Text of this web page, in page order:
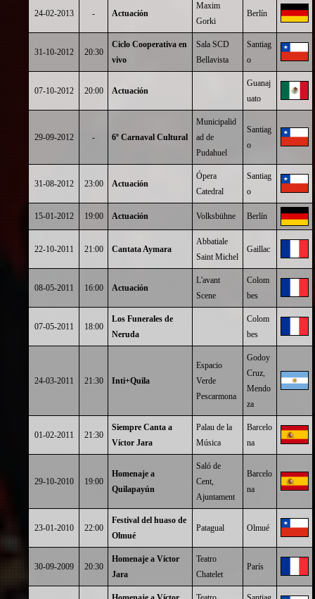
24-02-2013 - Actuación
Maxim
Gorki
Berlín
31-10-2012 20:30
Ciclo Cooperativa en
vivo
Sala SCD
Bellavista
Santiag
o
07-10-2012 20:00 Actuación
Guanaj
uato
29-09-2012 - 6º Carnaval Cultural
Municipalid
ad de
Pudahuel
Santiag
o
31-08-2012 23:00 Actuación
Ópera
Catedral
Santiag
o
15-01-2012 19:00 Actuación Volksbühne Berlín
22-10-2011 21:00 Cantata Aymara
Abbatiale
Saint Michel
Gaillac
08-05-2011 16:00 Actuación
L'avant
Scene
Colom
bes
07-05-2011 18:00
Los Funerales de
Neruda
Colom
bes
24-03-2011 21:30 Inti+Quila
Espacio
Verde
Pescarmona
Godoy
Cruz,
Mendo
za
01-02-2011 21:30
Siempre Canta a
Víctor Jara
Palau de la
Música
Barcelo
na
29-10-2010 19:00
Homenaje a
Quilapayún
Saló de
Cent,
Ajuntament
Barcelo
na
23-01-2010 22:00
Festival del huaso de
Olmué
Patagual Olmué
30-09-2009 20:30
Homenaje a Víctor
Jara
Teatro
Chatelet
París